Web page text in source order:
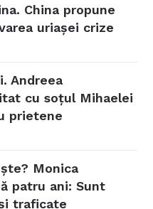
China propune
uriașei crize
Andreea
cu soțul Mihaelei
prietene
Monica
patru ani: Sunt
traficate